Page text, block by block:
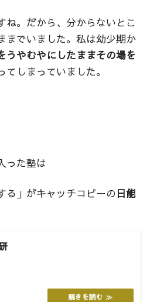
ね。だから、分からないとこ
までいました。私は幼少期か
うやむやにしたままその場を
てしまっていました。
った塾は
る」がキャッチコピーの 日能